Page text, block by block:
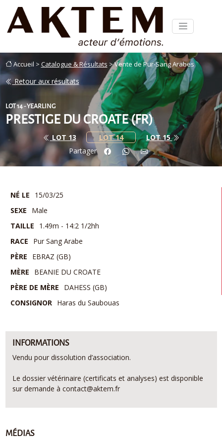
Accueil > Catalogue & Résultats > Vente de Pur-Sang Arabes
Retour aux résultats
LOT 14 - YEARLING
PRESTIGE DU CROATE (FR)
LOT 13 LOT 14
LOT 15
Partager
NÉ LE
15/03/25
SEXE
Male
TAILLE
1.49m - 14:2 1/2hh
RACE
Pur Sang Arabe
PÈRE
EBRAZ (GB)
MÈRE
BEANIE DU CROATE
PÈRE DE MÈRE
DAHESS (GB)
CONSIGNOR
Haras du Saubouas
INFORMATIONS
Vendu pour dissolution d’association.
Le dossier vétérinaire (certificats et analyses) est disponible
sur demande à contact@aktem.fr
MÉDIAS